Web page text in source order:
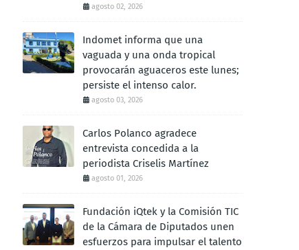
agosto 02, 2026
Indomet informa que una
vaguada y una onda tropical
provocarán aguaceros este lunes;
persiste el intenso calor.
agosto 03, 2026
Carlos Polanco agradece
entrevista concedida a la
periodista Criselis Martínez
agosto 01, 2026
Fundación iQtek y la Comisión TIC
de la Cámara de Diputados unen
esfuerzos para impulsar el talento